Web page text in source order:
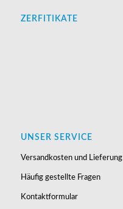
ZERFITIKATE
UNSER SERVICE
Versandkosten und Lieferung
Häufig gestellte Fragen
Kontaktformular